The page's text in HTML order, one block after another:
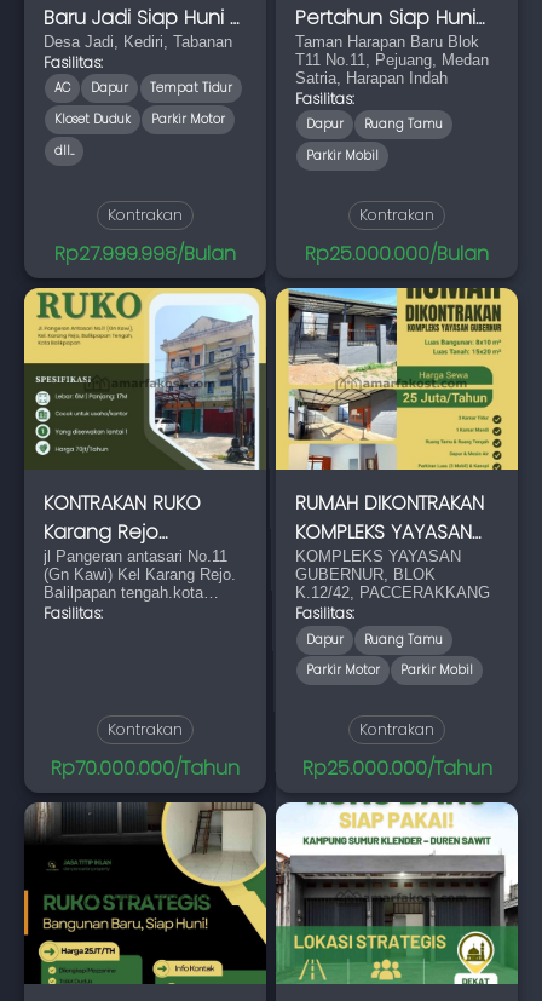
Baru Jadi Siap Huni –
Desa Jadi, K
Desa Jadi, Kediri, Tabanan
Fasilitas:
AC Dapur
Tempat Tidur
Kloset Duduk
Parkir Motor
dll...
Kontrakan
Rp27.999.998/Bulan
Pertahun Siap Huni
dalam Komplek d
Taman Harapan Baru Blok
T11 No.11, Pejuang, Medan
Satria, Harapan Indah
Fasilitas:
Dapur
Ruang Tamu
Parkir Mobil
Kontrakan
Rp25.000.000/Bulan
KONTRAKAN RUKO
Karang Rejo
Balilpapan tengah
jl Pangeran antasari No.11
(Gn Kawi) Kel Karang Rejo.
Balilpapan tengah.kota
Balikpapan
Fasilitas:
Kontrakan
Rp70.000.000/Tahun
RUMAH DIKONTRAKAN
KOMPLEKS YAYASAN
GUBERNUR, PACCE
KOMPLEKS YAYASAN
GUBERNUR, BLOK
K.12/42, PACCERAKKANG
Fasilitas:
Dapur
Ruang Tamu
Parkir Motor
Parkir Mobil
Kontrakan
Rp25.000.000/Tahun